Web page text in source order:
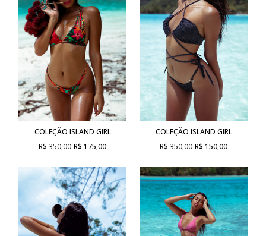
COLEÇÃO ISLAND GIRL
R$ 350,00 R$ 175,00
COLEÇÃO ISLAND GIRL
R$ 350,00 R$ 150,00